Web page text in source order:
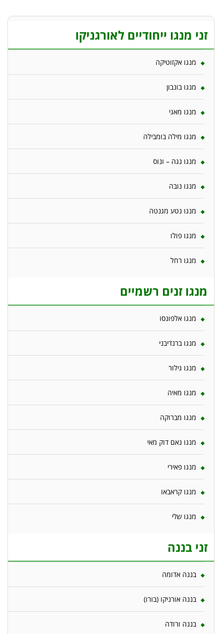
זני מנגו ייחודיים לאורגניקו
מנגו אקזוטיקה
מנגו בונבון
מנגו מאגי
מנגו מילה בומבילה
מנגו נגה – ונוס
מנגו נובה
מנגו נטע מגנטה
מנגו פולו
מנגו רחל
מנגו זנים רשמיים
מנגו אלפונסו
מנגו ברנדיבני
מנגו גילור
מנגו מאיה
מנגו מברוקה
מנגו נאם דוק מאי
מנגו פאירי
מנגו קראבאו
מנגו שלי
זני בננה
בננה אדומה
בננה אורניקו (בורו)
בננה ורודה